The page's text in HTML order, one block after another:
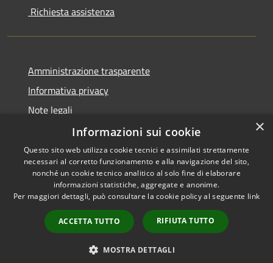
Richiesta assistenza
Amministrazione trasparente
Informativa privacy
Note legali
Dichiarazione di accessibilità
RSS
Accessibilità
Copyright © 2026 • Comune di
Municipium•
Accesso
redazione
×
Informazioni sui cookie
Questo sito web utilizza cookie tecnici e assimilati strettamente
necessari al corretto funzionamento e alla navigazione del sito,
nonché un cookie tecnico analitico al solo fine di elaborare
informazioni statistiche, aggregate e anonime.
Per maggiori dettagli, può consultare la cookie policy al seguente link
ACCETTA TUTTO RIFIUTA TUTTO
MOSTRA DETTAGLI